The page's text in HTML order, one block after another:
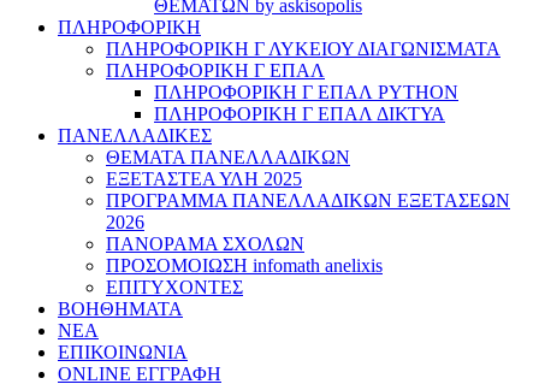
ΘΕΜΑΤΩΝ by askisopolis
ΠΛΗΡΟΦΟΡΙΚΗ
ΠΛΗΡΟΦΟΡΙΚΗ Γ ΛΥΚΕΙΟΥ ΔΙΑΓΩΝΙΣΜΑΤΑ
ΠΛΗΡΟΦΟΡΙΚΗ Γ ΕΠΑΛ
ΠΛΗΡΟΦΟΡΙΚΗ Γ ΕΠΑΛ PYTHON
ΠΛΗΡΟΦΟΡΙΚΗ Γ ΕΠΑΛ ΔΙΚΤΥΑ
ΠΑΝΕΛΛΑΔΙΚΕΣ
ΘΕΜΑΤΑ ΠΑΝΕΛΛΑΔΙΚΩΝ
ΕΞΕΤΑΣΤΕΑ ΥΛΗ 2025
ΠΡΟΓΡΑΜΜΑ ΠΑΝΕΛΛΑΔΙΚΩΝ ΕΞΕΤΑΣΕΩΝ
2026
ΠΑΝΟΡΑΜΑ ΣΧΟΛΩΝ
ΠΡΟΣΟΜΟΙΩΣΗ infomath anelixis
ΕΠΙΤΥΧΟΝΤΕΣ
ΒΟΗΘΗΜΑΤΑ
ΝΕΑ
ΕΠΙΚΟΙΝΩΝΙΑ
ONLINE ΕΓΓΡΑΦΗ